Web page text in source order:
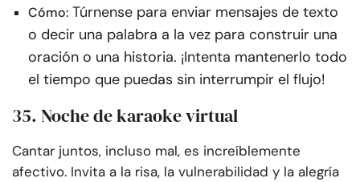
Cómo: Túrnense para enviar mensajes de texto
o decir una palabra a la vez para construir una
oración o una historia. ¡Intenta mantenerlo todo
el tiempo que puedas sin interrumpir el flujo!
35. Noche de karaoke virtual
Cantar juntos, incluso mal, es increíblemente
afectivo. Invita a la risa, la vulnerabilidad y la alegría